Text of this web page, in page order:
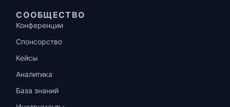
СООБЩЕСТВО
Конференции
Спонсорство
Кейсы
Аналитика
База знаний